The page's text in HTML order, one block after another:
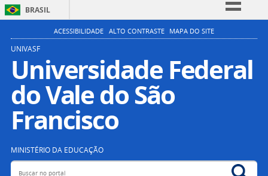
BRASIL
Simplifique!
Participe
Acesso à informação
Legislação
ACESSIBILIDADE ALTO CONTRASTE MAPA DO SITE
UNIVASF
Universidade Federal
do Vale do São
Francisco
MINISTÉRIO DA EDUCAÇÃO
Buscar no portal